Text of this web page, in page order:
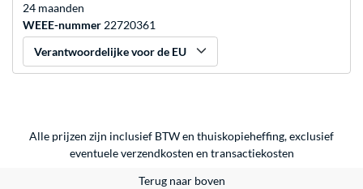
24 maanden
WEEE-nummer 22720361
Verantwoordelijke voor de EU
Alle prijzen zijn inclusief BTW en thuiskopieheffing, exclusief
eventueleverzendkosten en transactiekosten
Terug naar boven